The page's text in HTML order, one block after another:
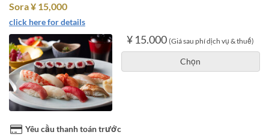
Sora ¥ 15,000
click here for details
¥ 15.000 (Giá sau phí dịch vụ & thuế)
Chọn
Yêu cầu thanh toán trước